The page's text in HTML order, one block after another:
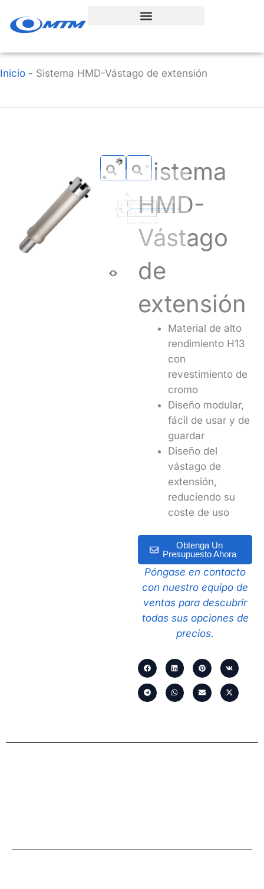
Inicio - Sistema HMD-Vástago de extensión
Sistema
HMD-
Vástago
de
extensión
Material de alto
rendimiento H13
con
revestimiento de
cromo
Diseño modular,
fácil de usar y de
guardar
Diseño del
vástago de
extensión,
reduciendo su
coste de uso
Obtenga Un
Presupuesto Ahora
Póngase en contacto
con nuestro equipo de
ventas para descubrir
todas sus opciones de
precios.